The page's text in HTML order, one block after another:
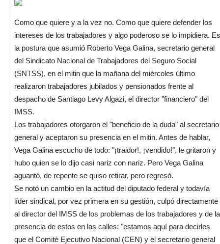
Como que quiere y a la vez no. Como que quiere defender los
intereses de los trabajadores y algo poderoso se lo impidiera. Es
la postura que asumió Roberto Vega Galina, secretario general
del Sindicato Nacional de Trabajadores del Seguro Social
(SNTSS), en el mitin que la mañana del miércoles último
realizaron trabajadores jubilados y pensionados frente al
despacho de Santiago Levy Algazi, el director "financiero" del
IMSS.
Los trabajadores otorgaron el "beneficio de la duda" al secretario
general y aceptaron su presencia en el mitin. Antes de hablar,
Vega Galina escucho de todo: "¡traidor!, ¡vendido!", le gritaron y
hubo quien se lo dijo casi nariz con nariz. Pero Vega Galina
aguantó, de repente se quiso retirar, pero regresó.
Se notó un cambio en la actitud del diputado federal y todavía
líder sindical, por vez primera en su gestión, culpó directamente
al director del IMSS de los problemas de los trabajadores y de la
presencia de estos en las calles: "estamos aquí para decirles
que el Comité Ejecutivo Nacional (CEN) y el secretario general